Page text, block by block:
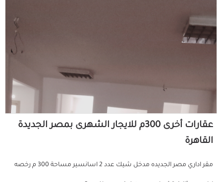
عقارات أخرى 300م للايجار الشهرى بمصر الجديدة
القاهرة
مقر اداري مصر الجديده مدخل شيك عدد 2 اسانسير مساحة 300 م رخصه